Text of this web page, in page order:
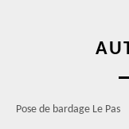
Pose de bardage Le Pas